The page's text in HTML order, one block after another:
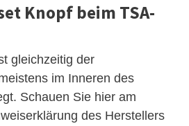
Knopf beim TSA-
gleichzeitig der
im Inneren des
Schauen Sie hier am
des Herstellers